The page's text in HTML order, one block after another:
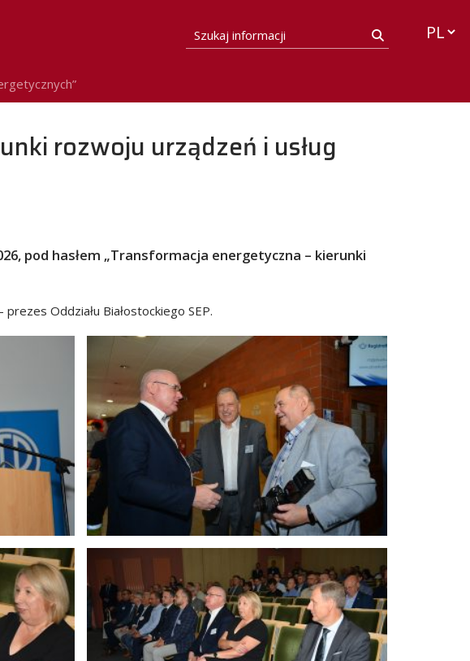
Szukaj informacji
rozwoju urządzeń i usług
pod hasłem „Transformacja energetyczna – kierunki
Oddziału Białostockiego SEP.